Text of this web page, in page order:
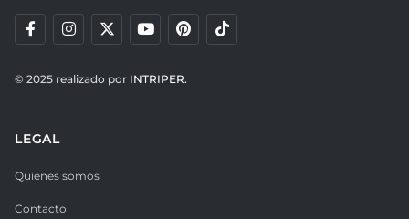
© 2025 realizado por INTRIPER.
LEGAL
Quienes somos
Contacto